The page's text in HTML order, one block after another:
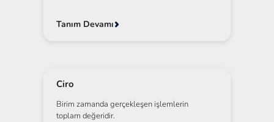
Tanım Devamı
Ciro
Birim zamanda gerçekleşen işlemlerin
toplam değeridir.